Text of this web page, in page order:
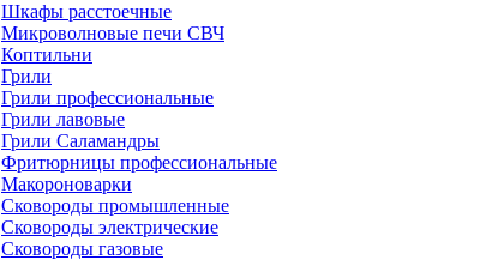
Шкафы расстоечные
Микроволновые печи СВЧ
Коптильни
Грили
Грили профессиональные
Грили лавовые
Грили Саламандры
Фритюрницы профессиональные
Макороноварки
Сковороды промышленные
Сковороды электрические
Сковороды газовые